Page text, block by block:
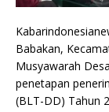
Babakan,
Musyawarah
penetapan
(BLT-DD) Tahun